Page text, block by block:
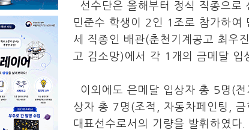
선수단은 올해부터 정식 직종으로
민준수 학생이 2인 1조로 참가하여
세 직종인 배관(춘천기계공고 최우
고 김소망)에서 각 1개의 금메달 입
이외에도 은메달 입상자 총 5명(
상자 총 7명(조적, 자동차페인팅,
대표선수로서의 기량을 발휘하였다.